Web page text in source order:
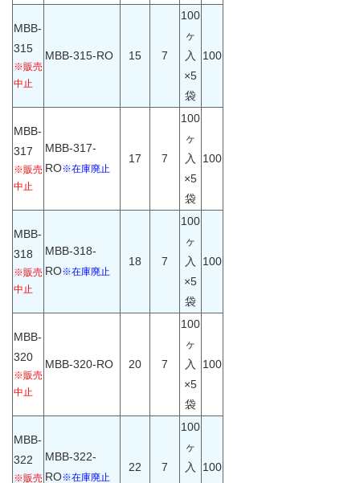
MBB-
315
※販売
中止
MBB-315-RO 15 7
100
ヶ
入
×5
袋
100
MBB-
317
※販売
中止
MBB-317-
RO※在庫廃止
17 7
100
ヶ
入
×5
袋
100
MBB-
318
※販売
中止
MBB-318-
RO※在庫廃止
18 7
100
ヶ
入
×5
袋
100
MBB-
320
※販売
中止
MBB-320-RO 20 7
100
ヶ
入
×5
袋
100
MBB-
322
※販売
MBB-322-
RO※在庫廃止
22 7
100
ヶ
入
100